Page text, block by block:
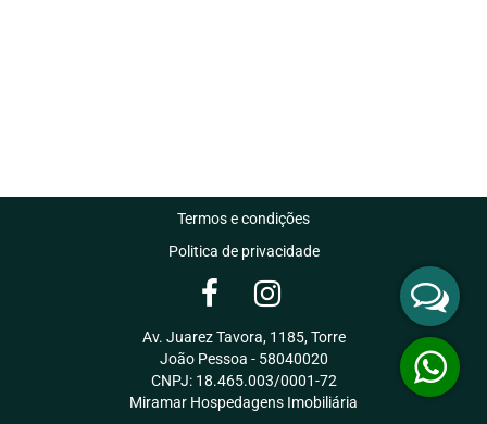
Termos e condições
Politica de privacidade
Av. Juarez Tavora, 1185, Torre
João Pessoa - 58040020
CNPJ: 18.465.003/0001-72
Miramar Hospedagens Imobiliária